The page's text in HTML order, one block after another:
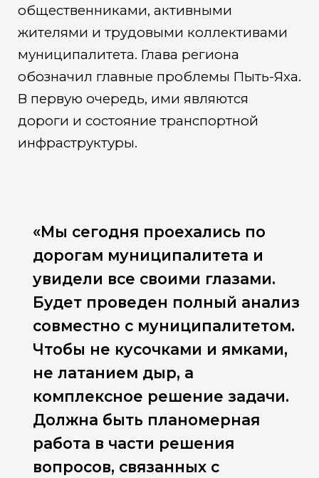
общественниками, активными
жителями и трудовыми коллективами
муниципалитета. Глава региона
обозначил главные проблемы Пыть-Яха.
В первую очередь, ими являются
дороги и состояние транспортной
инфраструктуры.
«Мы сегодня проехались по
дорогам муниципалитета и
увидели все своими глазами.
Будет проведен полный анализ
совместно с муниципалитетом.
Чтобы не кусочками и ямками,
не латанием дыр, а
комплексное решение задачи.
Должна быть планомерная
работа в части решения
вопросов, связанных с